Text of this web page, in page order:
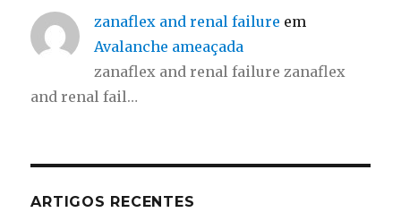
zanaflex and renal failure em
Avalanche ameaçada
zanaflex and renal failure zanaflex
and renal fail…
ARTIGOS RECENTES